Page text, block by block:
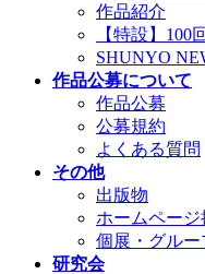
作品紹介
【特設】100
SHUNYO
作品公募について
作品公募
公募規約
よくある質問
その他
出版物
ホームページ
個展・グルー
研究会